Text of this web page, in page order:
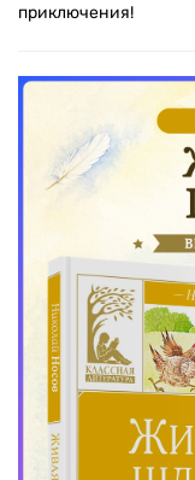
приключения!